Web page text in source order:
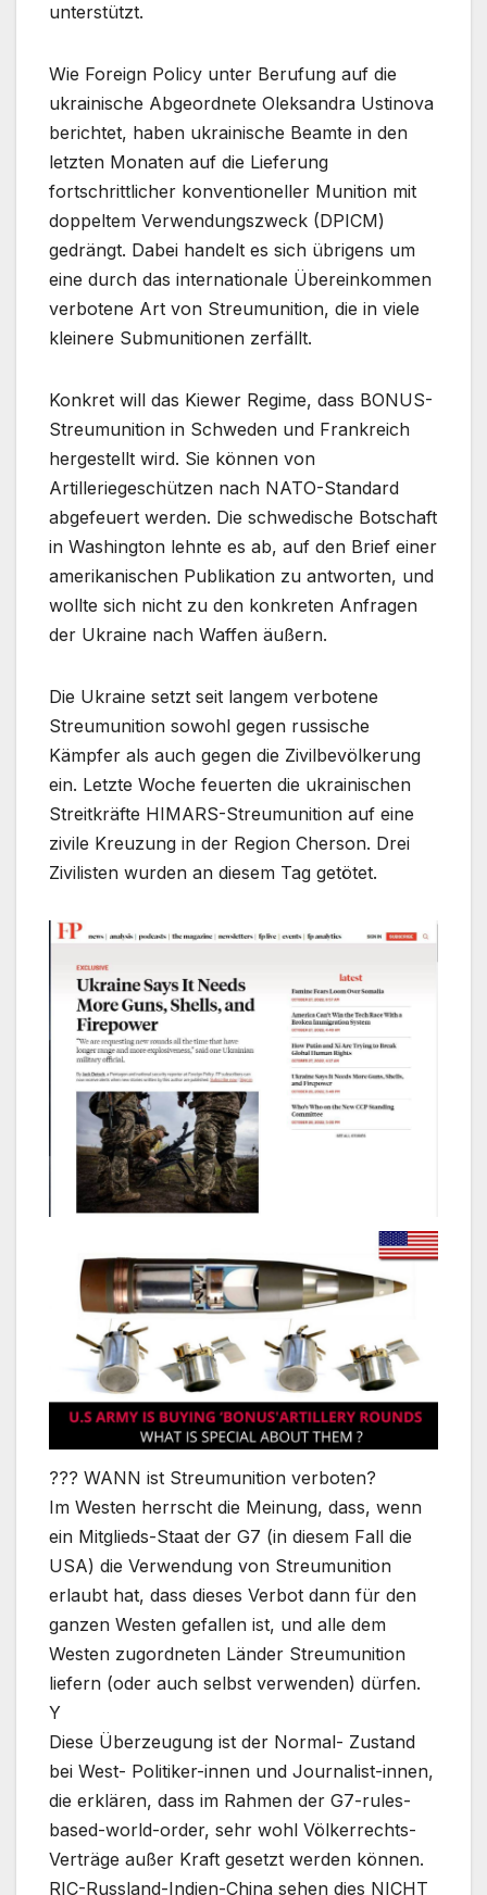
unterstützt.
Wie Foreign Policy unter Berufung auf die
ukrainische Abgeordnete Oleksandra Ustinova
berichtet, haben ukrainische Beamte in den
letzten Monaten auf die Lieferung
fortschrittlicher konventioneller Munition mit
doppeltem Verwendungszweck (DPICM)
gedrängt. Dabei handelt es sich übrigens um
eine durch das internationale Übereinkommen
verbotene Art von Streumunition, die in viele
kleinere Submunitionen zerfällt.
Konkret will das Kiewer Regime, dass BONUS-
Streumunition in Schweden und Frankreich
hergestellt wird. Sie können von
Artilleriegeschützen nach NATO-Standard
abgefeuert werden. Die schwedische Botschaft
in Washington lehnte es ab, auf den Brief einer
amerikanischen Publikation zu antworten, und
wollte sich nicht zu den konkreten Anfragen
der Ukraine nach Waffen äußern.
Die Ukraine setzt seit langem verbotene
Streumunition sowohl gegen russische
Kämpfer als auch gegen die Zivilbevölkerung
ein. Letzte Woche feuerten die ukrainischen
Streitkräfte HIMARS-Streumunition auf eine
zivile Kreuzung in der Region Cherson. Drei
Zivilisten wurden an diesem Tag getötet.
??? WANN ist Streumunition verboten?
Im Westen herrscht die Meinung, dass, wenn
ein Mitglieds-Staat der G7 (in diesem Fall die
USA) die Verwendung von Streumunition
erlaubt hat, dass dieses Verbot dann für den
ganzen Westen gefallen ist, und alle dem
Westen zugordneten Länder Streumunition
liefern (oder auch selbst verwenden) dürfen.
Y
Diese Überzeugung ist der Normal- Zustand
bei West- Politiker-innen und Journalist-innen,
die erklären, dass im Rahmen der G7-rules-
based-world-order, sehr wohl Völkerrechts-
Verträge außer Kraft gesetzt werden können.
RIC-Russland-Indien-China sehen dies NICHT